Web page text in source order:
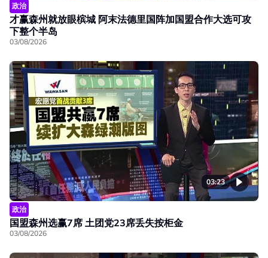
政治
才赢森州就放眼槟城 阿末法德里国阵加国盟合作大选可攻
下整个半岛
03/08/2026
03:23
政治
国盟森州选赢7席 土团党23席丢失按柜金
03/08/2026